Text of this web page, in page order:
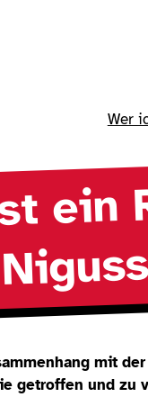
Wer
ein
mit
getroffen und zu